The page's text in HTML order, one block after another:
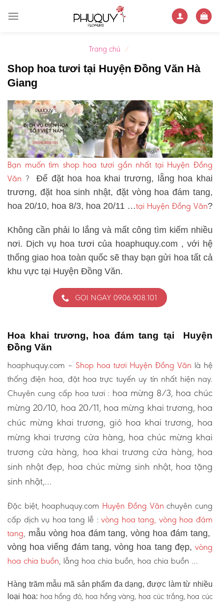
Trang chủ /
Shop hoa tươi tại Huyện Đồng Văn Hà
Giang
Bạn muốn tìm shop hoa tươi gần nhất tại Huyện Đồng
Văn ?Để đặt hoa hoa khai trương, lẵng hoa khai
trương, đặt hoa sinh nhật, đặt vòng hoa đám tang,
hoa 20/10, hoa 8/3, hoa 20/11 …tại Huyện Đồng Văn?
Không cần phải lo lắng và mất công tìm kiếm nhiều
nơi. Dịch vụ hoa tươi của hoaphuquy.com , với hệ
thống giao hoa toàn quốc sẽ thay bạn gửi hoa tất cả
khu vực tại Huyện Đồng Văn.
GỌI NGAY 0906.908.101
Hoa khai trương, hoa đám tang tại Huyện
Đồng Văn
hoaphuquy.com – Shop hoa tươi Huyện Đồng Văn là hệ
thống điện hoa, đặt hoa trực tuyến uy tín nhất hiện nay.
Chuyên cung cấp hoa tươi : hoa mừng 8/3, hoa chúc
mừng 20/10, hoa 20/11, hoa mừng khai trương, hoa
chúc mừng khai trương, giỏ hoa khai trương, hoa
mừng khai trương cửa hàng, hoa chúc mừng khai
trương cửa hàng, hoa khai trương cửa hàng, hoa
sinh nhật đẹp, hoa chúc mừng sinh nhật, hoa tặng
sinh nhật,…
Đặc biệt, hoaphuquy.com Huyện Đồng Văn chuyên cung
cấp dịch vụ hoa tang lễ :vòng hoa tang, vòng hoa đám
tang, mẫu vòng hoa đám tang, vòng hoa đám tang,
vòng hoa viếng đám tang, vòng hoa tang đẹp, vòng
hoa chia buồn, lẵng hoa chia buồn, hoa chia buồn …
Hàng trăm mẫu mã sản phẩm đa dạng, được làm từ nhiều
loại hoa: hoa hồng đỏ, hoa hồng vàng, hoa cúc trắng, hoa cúc